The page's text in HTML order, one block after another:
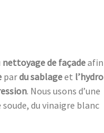
nettoyage de façadeafin
pardu sablageet l’hydro
. Nous usons d’une
soude, du vinaigre blanc